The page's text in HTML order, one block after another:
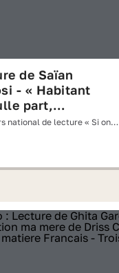
de Saïan
- « Habitant
part,
de
national de lecture « Si on